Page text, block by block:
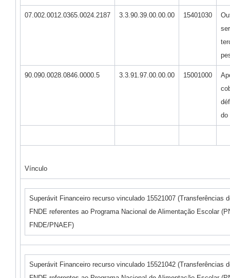
07.002.0012.0365.0024.2187 3.3.90.39.00.00.00 15401030
90.090.0028.0846.0000.5 3.3.91.97.00.00.00 15001000
do
Vínculo
Superávit Financeiro recurso vinculado 15521007 (Transferências
FNDE referentes ao Programa Nacional de Alimentação Escolar
FNDE/PNAEF)
Superávit Financeiro recurso vinculado 15521042 (Transferências